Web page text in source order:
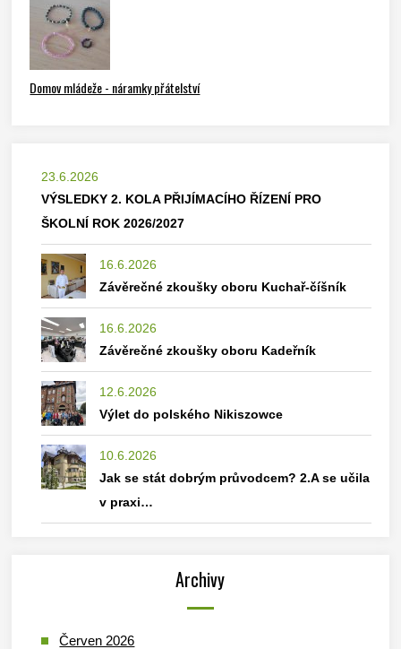
Domov mládeže - náramky přátelství
23.6.2026
VÝSLEDKY 2. KOLA PŘIJÍMACÍHO ŘÍZENÍ PRO
ŠKOLNÍ ROK 2026/2027
16.6.2026
Závěrečné zkoušky oboru Kuchař-číšník
16.6.2026
Závěrečné zkoušky oboru Kadeřník
12.6.2026
Výlet do polského Nikiszowce
10.6.2026
Jak se stát dobrým průvodcem? 2.A se učila
v praxi…
Archivy
Červen 2026